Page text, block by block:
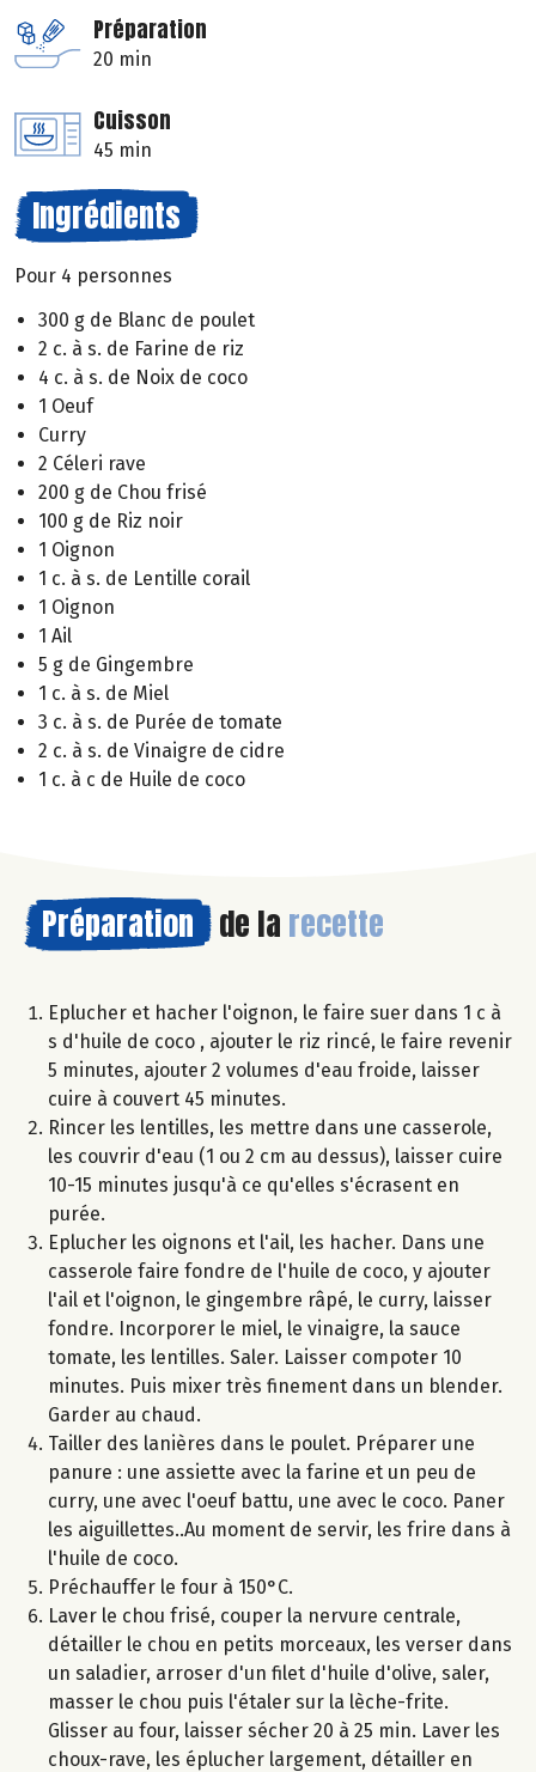
Préparation
20 min
Cuisson
45 min
Ingrédients
Pour 4 personnes
300 g de Blanc de poulet
2 c. à s. de Farine de riz
4 c. à s. de Noix de coco
1 Oeuf
Curry
2 Céleri rave
200 g de Chou frisé
100 g de Riz noir
1 Oignon
1 c. à s. de Lentille corail
1 Oignon
1 Ail
5 g de Gingembre
1 c. à s. de Miel
3 c. à s. de Purée de tomate
2 c. à s. de Vinaigre de cidre
1 c. à c de Huile de coco
Préparation de la recette
Eplucher et hacher l'oignon, le faire suer dans 1 c à
s d'huile de coco , ajouter le riz rincé, le faire revenir
5 minutes, ajouter 2 volumes d'eau froide, laisser
cuire à couvert 45 minutes.
Rincer les lentilles, les mettre dans une casserole,
les couvrir d'eau (1 ou 2 cm au dessus), laisser cuire
10-15 minutes jusqu'à ce qu'elles s'écrasent en
purée.
Eplucher les oignons et l'ail, les hacher. Dans une
casserole faire fondre de l'huile de coco, y ajouter
l'ail et l'oignon, le gingembre râpé, le curry, laisser
fondre. Incorporer le miel, le vinaigre, la sauce
tomate, les lentilles. Saler. Laisser compoter 10
minutes. Puis mixer très finement dans un blender.
Garder au chaud.
Tailler des lanières dans le poulet. Préparer une
panure : une assiette avec la farine et un peu de
curry, une avec l'oeuf battu, une avec le coco. Paner
les aiguillettes..Au moment de servir, les frire dans à
l'huile de coco.
Préchauffer le four à 150°C.
Laver le chou frisé, couper la nervure centrale,
détailler le chou en petits morceaux, les verser dans
un saladier, arroser d'un filet d'huile d'olive, saler,
masser le chou puis l'étaler sur la lèche-frite.
Glisser au four, laisser sécher 20 à 25 min. Laver les
choux-rave, les éplucher largement, détailler en